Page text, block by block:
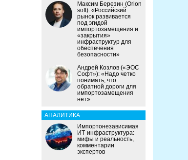
Максим Березин (Orion
soft): «Российский
рынок развивается
под эгидой
импортозамещения и
«закрытия»
инфраструктур для
обеспечения
безопасности»
Андрей Козлов («ЭОС
Софт»): «Надо четко
понимать, что
обратной дороги для
импортозамещения
нет»
АНАЛИТИКА
Импортонезависимая
ИТ-инфраструктура:
мифы и реальность,
комментарии
экспертов